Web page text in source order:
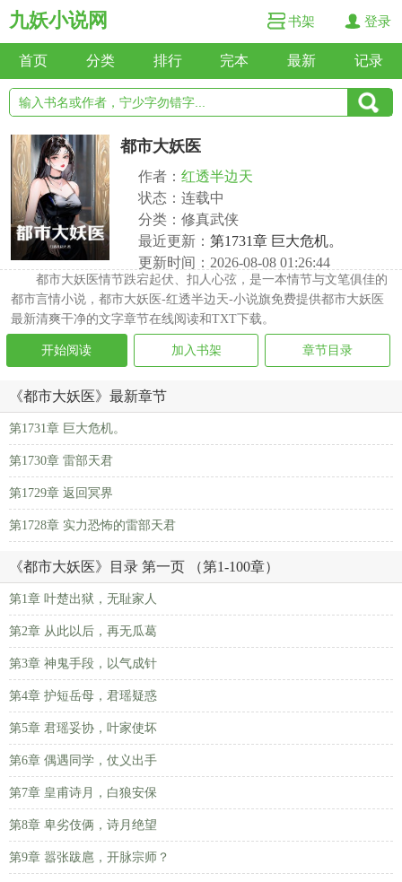
九妖小说网 书架 登录
首页 分类 排行 完本 最新 记录
都市大妖医
作者： 红透半边天
状态：连载中
分类：修真武侠
最近更新： 第1731章 巨大危机。
更新时间：2026-08-08 01:26:44
都市大妖医情节跌宕起伏、扣人心弦，是一本情节与文笔俱佳的
都市言情小说，都市大妖医-红透半边天-小说旗免费提供都市大妖医
最新清爽干净的文字章节在线阅读和TXT下载。
开始阅读 加入书架 章节目录
《都市大妖医》最新章节
第1731章 巨大危机。
第1730章 雷部天君
第1729章 返回冥界
第1728章 实力恐怖的雷部天君
《都市大妖医》目录 第一页 （第1-100章）
第1章 叶楚出狱，无耻家人
第2章 从此以后，再无瓜葛
第3章 神鬼手段，以气成针
第4章 护短岳母，君瑶疑惑
第5章 君瑶妥协，叶家使坏
第6章 偶遇同学，仗义出手
第7章 皇甫诗月，白狼安保
第8章 卑劣伎俩，诗月绝望
第9章 嚣张跋扈，开脉宗师？